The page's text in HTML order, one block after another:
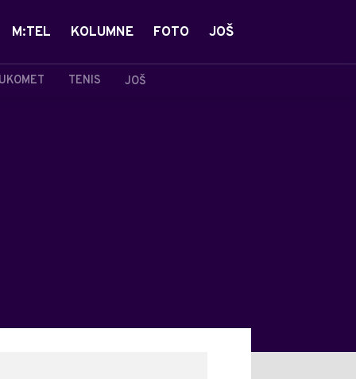
TENIS JOŠ
M:TEL KOLUMNE FOTO JOŠ